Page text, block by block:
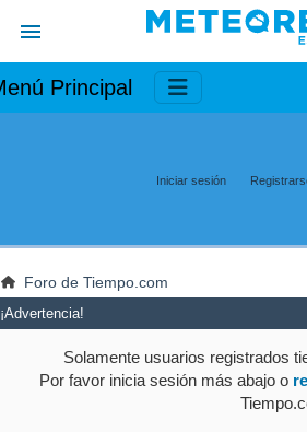
Principal
Iniciar sesión
Foro de Tiempo.com
¡Advertencia!
Solamente usuarios registrados
Por favor inicia sesión más abajo o